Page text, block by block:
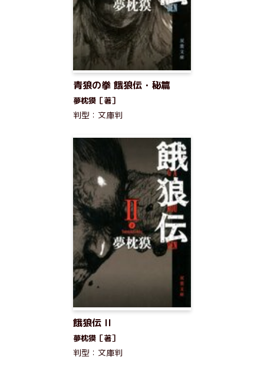
青狼の拳 餓狼伝・秘篇
夢枕獏［著］
判型：文庫判
餓狼伝 II
夢枕獏［著］
判型：文庫判